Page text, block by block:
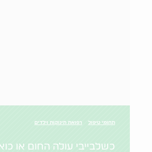
תחומי טיפול רפואת תינוקות וילדים
כשלבייבי עולה החום או